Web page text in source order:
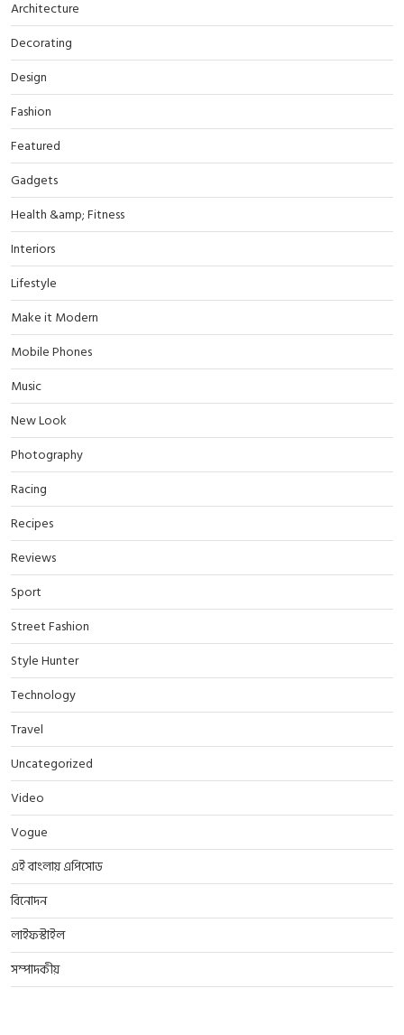
Architecture
Decorating
Design
Fashion
Featured
Gadgets
Health &amp; Fitness
Interiors
Lifestyle
Make it Modern
Mobile Phones
Music
New Look
Photography
Racing
Recipes
Reviews
Sport
Street Fashion
Style Hunter
Technology
Travel
Uncategorized
Video
Vogue
এই বাংলায় এপিসোড
বিনোদন
লাইফস্টাইল
সম্পাদকীয়